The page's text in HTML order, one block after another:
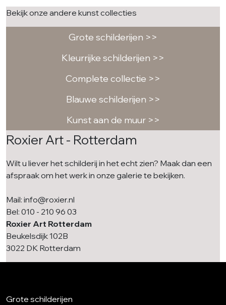
Bekijk onze andere kunst collecties
Grote schilderijen >>
Kleurrijke schilderijen >>
Complete collectie >>
Blauwe schilderijen >>
Kunst aan de muur >>
Roxier Art - Rotterdam
Wilt u liever het schilderij in het echt zien? Maak dan een
afspraak om het werk in onze galerie te bekijken.
Mail: info@roxier.nl
Bel: 010 - 210 96 03
Roxier Art Rotterdam
Beukelsdijk 102B
3022 DK Rotterdam
Grote schilderijen